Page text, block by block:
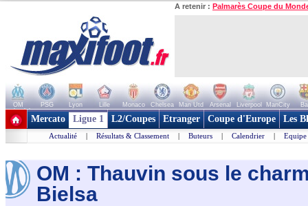
A retenir : Palmarès Coupe du
OM PSG Lyon Lille Monaco Chelsea Man Utd Arsenal Liverpool ManCity
+ de clubs
Mercato Ligue 1 L2/Coupes Etranger Coupe d'Europe Les
Actualité | Résultats & Classement | Buteurs | Calendrier | Equipe
OM : Thauvin sous le
Bielsa